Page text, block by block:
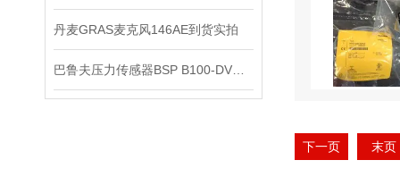
丹麦GRAS麦克风146AE到货实拍
下一页 末页